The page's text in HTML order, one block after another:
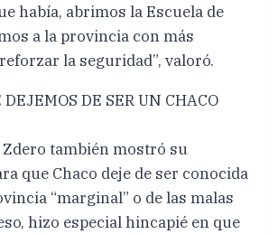
había, abrimos la Escuela de
a la provincia con más
la seguridad”, valoró.
DEJEMOS DE SER UN CHACO
también mostró su
que Chaco deje de ser conocida
“marginal” o de las malas
hizo especial hincapié en que